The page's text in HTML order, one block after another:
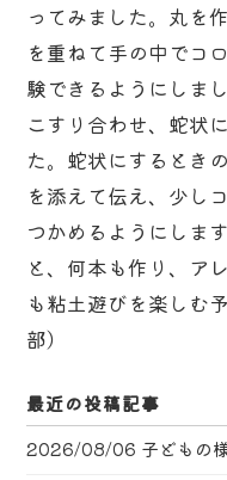
ってみました。丸を
を重ねて手の中でコ
験できるようにしま
こすり合わせ、蛇状
た。蛇状にするとき
を添えて伝え、少し
つかめるようにしま
と、何本も作り、ア
も粘土遊びを楽しむ
部）
最近の投稿記事
2026/08/06 子どもの